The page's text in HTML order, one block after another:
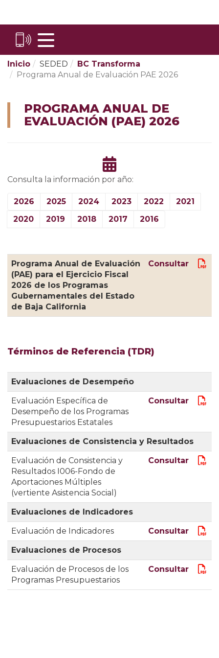
Content
Inicio SEDED
BC Transforma
Programa Anual de Evaluación PAE 2026
PROGRAMA ANUAL DE
EVALUACIÓN (PAE) 2026
Consulta la información por año:
2026 2025 2024 2023 2022
2021
2020
2019 2018 2017 2016
Programa Anual de Evaluación
(PAE) para el Ejercicio Fiscal
2026 de los Programas
Gubernamentales del Estado
de Baja California
Consultar
Términos de Referencia (TDR)
Evaluaciones de Desempeño
Evaluación Específica de
Desempeño de los Programas
Presupuestarios Estatales
Consultar
Evaluaciones de Consistencia y Resultados
Evaluación de Consistencia y
Resultados I006-Fondo de
Aportaciones Múltiples
(vertiente Asistencia Social)
Consultar
Evaluaciones de Indicadores
Evaluación de Indicadores Consultar
Evaluaciones de Procesos
Evaluación de Procesos de los
Programas Presupuestarios
Consultar